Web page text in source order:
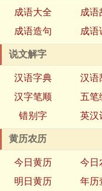
成语大全 成语
成语造句
成语
说文解字
汉语字典 汉语
汉字笔顺
五笔
错别字
英汉
黄历农历
今日黄历 今日
明日黄历
年历